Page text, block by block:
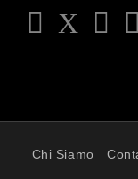
Chi Siamo